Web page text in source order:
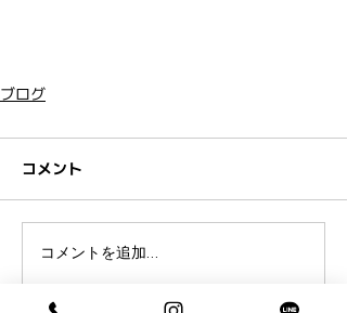
ブログ
コメント
コメントを追加…